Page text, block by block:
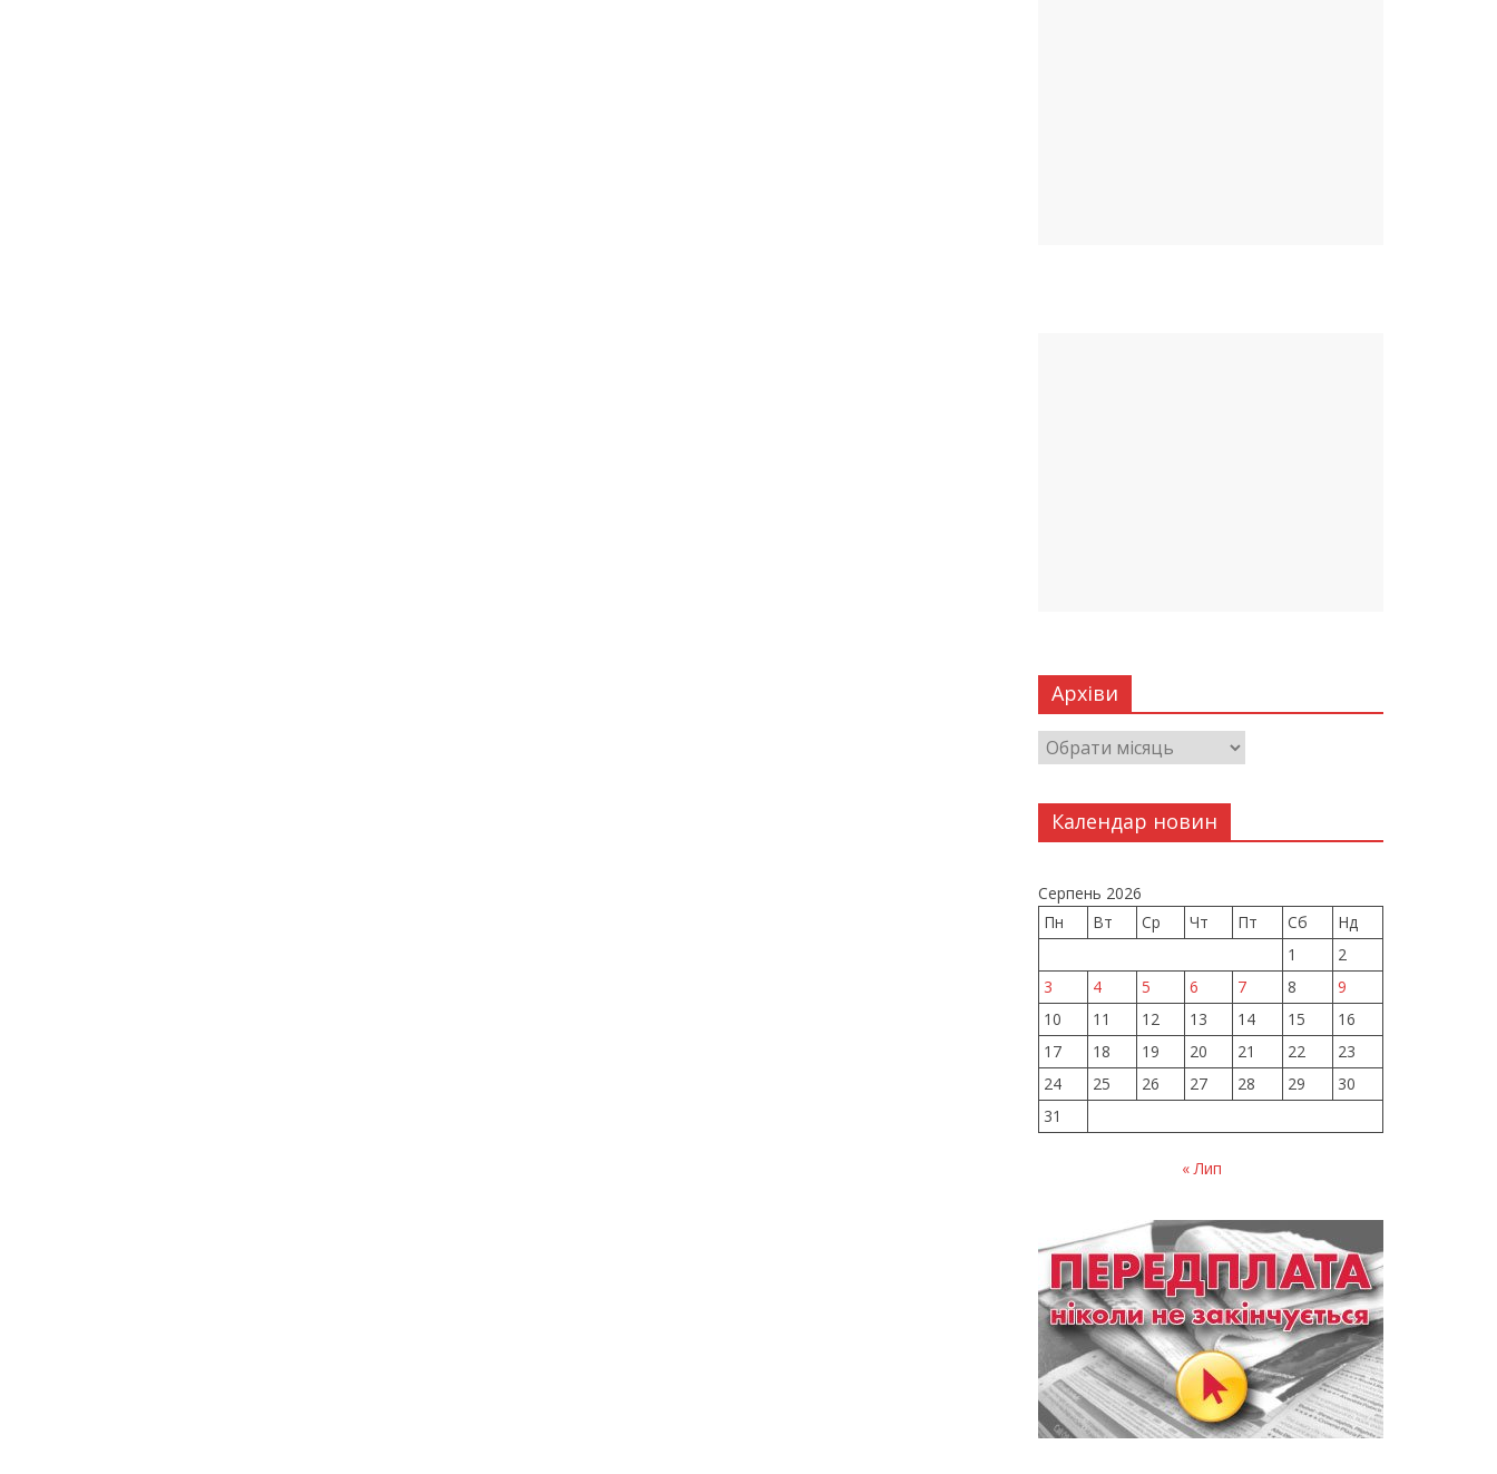
Архіви
Календар новин
Серпень 2026
Пн
Вт Ср Чт Пт Сб
Нд
1
2
3
4 5 6 7 8
9
10
11 12 13 14 15
16
17
18 19 20 21 22
23
24
25 26 27 28 29
30
31
« Лип